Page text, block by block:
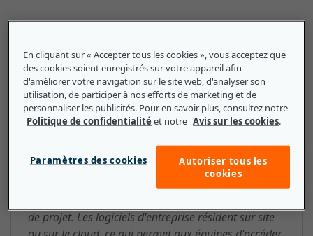
logiciel d'entreprise : ce que les
petites et moyennes entreprises
doivent savoir
exécuter des tâches organisationnelles telles que la
génération de leads, le marketing, la facturation, la
gestion financière, la création de contenu,
de projet. Les logiciels d'entreprise résident sur site
En cliquant sur « Accepter tous les cookies », vous acceptez que
des cookies soient enregistrés sur votre appareil afin
d'améliorer votre navigation sur le site web, d'analyser son
utilisation, de participer à nos efforts de marketing et de
personnaliser les publicités. Pour en savoir plus, consultez notre
Politique de confidentialité et notre Avis sur les cookies.
Autoriser tous les
cookies
Paramètres des cookies